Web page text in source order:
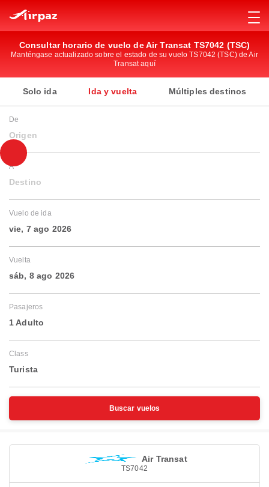
Consultar horario de vuelo de Air Transat TS7042 (TSC)
Manténgase actualizado sobre el estado de su vuelo TS7042 (TSC) de Air
Transat aquí
Solo ida Ida y vuelta Múltiples destinos
De
Origen
A
Destino
Vuelo de ida
vie, 7 ago 2026
Vuelta
sáb, 8 ago 2026
Pasajeros
1 Adulto
Class
Turista
Buscar vuelos
Air Transat
TS7042